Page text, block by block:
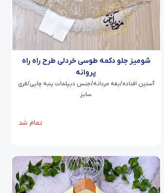
شومیز جلو دکمه طوسی خردلی طرح راه راه
پروانه
آستین افتاده/یقه مردانه/جنس دیپلمات پنبه چاپی/فری
سایز
تمام شد